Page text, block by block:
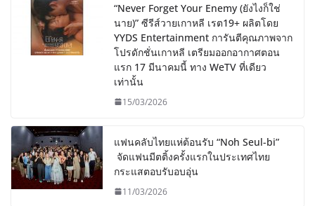
“Never Forget Your Enemy (ยังไงก็ใช่
นาย)” ซีรีส์วายเกาหลี เรต19+ ผลิตโดย
YYDS Entertainment การันตีคุณภาพจาก
โปรดักชั่นเกาหลี เตรียมออกอากาศตอน
แรก 17 มีนาคมนี้ ทาง WeTV ที่เดียว
เท่านั้น
15/03/2026
แฟนคลับไทยแห่ต้อนรับ “Noh Seul-bi”
จัดแฟนมีตติ้งครั้งแรกในประเทศไทย
กระแสตอบรับอบอุ่น
11/03/2026